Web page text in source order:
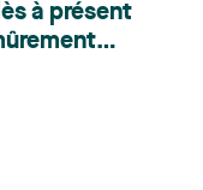
cadre d’enjeux
de
les dossiers
à présent